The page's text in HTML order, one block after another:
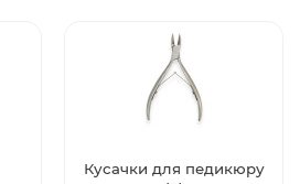
Кусачки для педикюру